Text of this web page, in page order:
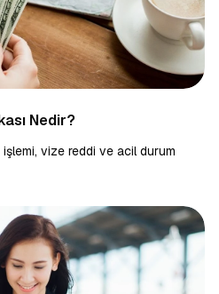
Nedir?
işlemi, vize reddi ve acil durum